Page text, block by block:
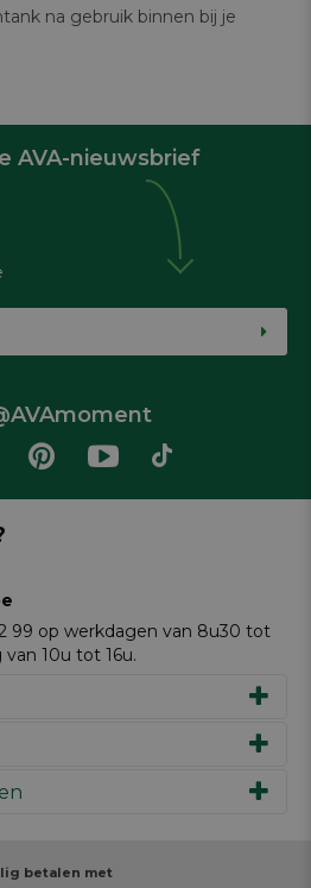
na gebruik binnen bij je
AVA-nieuwsbrief
99 op werkdagen van 8u30 tot
10u tot 16u.
betalen met